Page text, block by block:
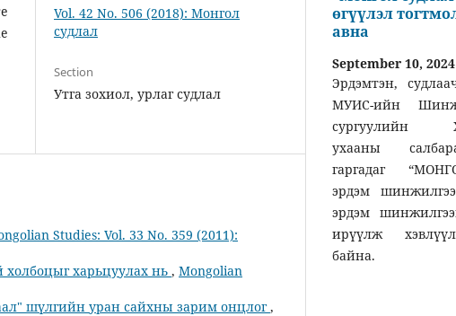
Vol. 42 No. 506 (2018): Монгол
судлал
Section
Утга зохиол, урлаг судлал
Studies: Vol. 33 No. 359 (2011):
харьцуулах нь , Mongolian
шүлгийн уран сайхны зарим онцлог,
өгүүлэл
авна
September 10, 2024
Эрдэмтэн,
МУИС-ийн
сургуулийн
ухааны
гаргадаг
эрдэм
эрдэм
ирүүлж
байна.